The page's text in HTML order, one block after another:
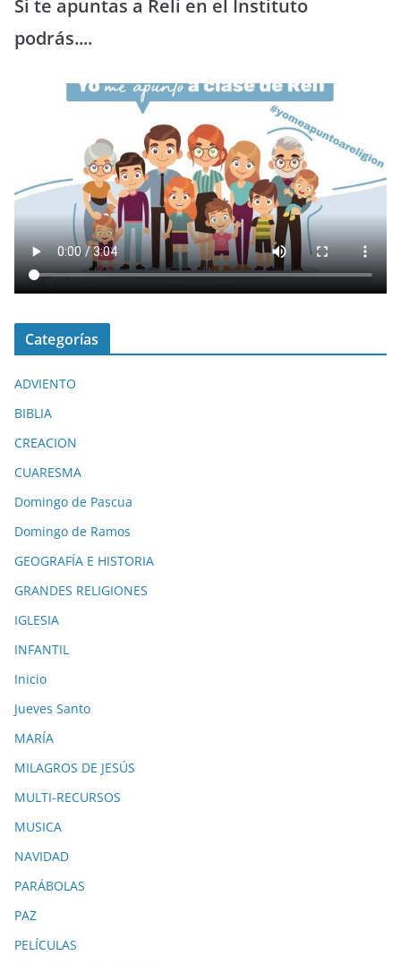
Si te apuntas a Reli en el Instituto
podrás....
Categorías
ADVIENTO
BIBLIA
CREACION
CUARESMA
Domingo de Pascua
Domingo de Ramos
GEOGRAFÍA E HISTORIA
GRANDES RELIGIONES
IGLESIA
INFANTIL
Inicio
Jueves Santo
MARÍA
MILAGROS DE JESÚS
MULTI-RECURSOS
MUSICA
NAVIDAD
PARÁBOLAS
PAZ
PELÍCULAS